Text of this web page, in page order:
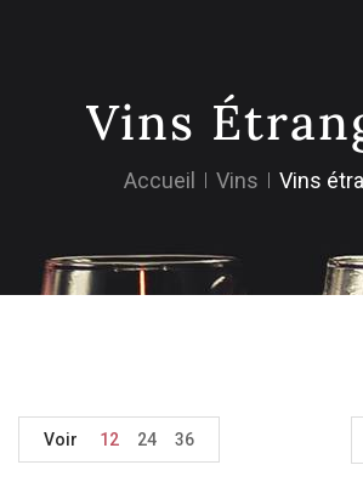
Vins
Accueil Vins Vins
Voir 12 24 36